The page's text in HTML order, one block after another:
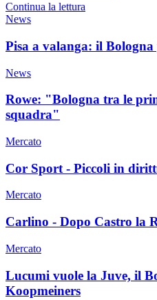
Continua la lettura
News
Pisa a valanga: il Bologna
News
Rowe: "Bologna tra le
squadra"
Mercato
Cor Sport - Piccoli in
Mercato
Carlino - Dopo Castro la
Mercato
Lucumi vuole la Juve, il
Koopmeiners